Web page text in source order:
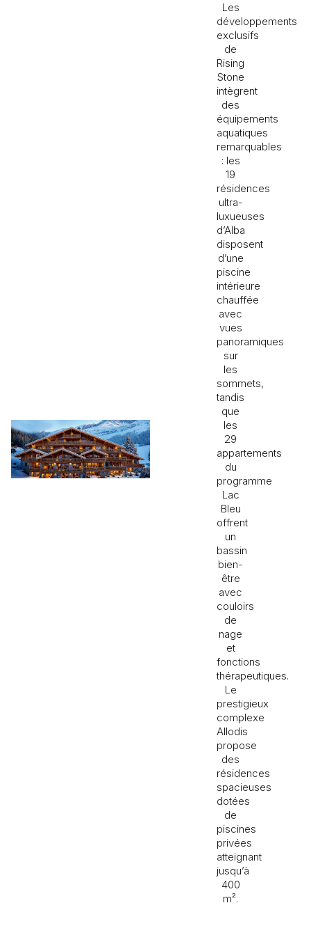
Les
développements
exclusifs
de
Rising
Stone
intègrent
des
équipements
aquatiques
remarquables
: les
19
résidences
ultra-
luxueuses
d’Alba
disposent
d’une
piscine
intérieure
chauffée
avec
vues
panoramiques
sur
les
sommets,
tandis
que
les
29
appartements
du
programme
Lac
Bleu
offrent
un
bassin
bien-
être
avec
couloirs
de
nage
et
fonctions
thérapeutiques.
Le
prestigieux
complexe
Allodis
propose
des
résidences
spacieuses
dotées
de
piscines
privées
atteignant
jusqu’à
400
m².